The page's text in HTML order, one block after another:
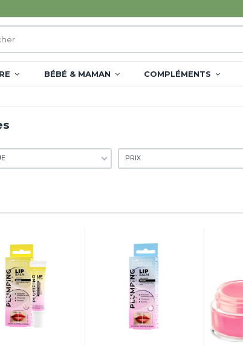
BÉBÉ & MAMAN COMPLÉMENTS
PRIX